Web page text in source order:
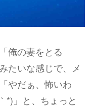
俺の妻をとる
たいな感じで、メ
やだぁ、怖いわ
*)」と、ちょっと